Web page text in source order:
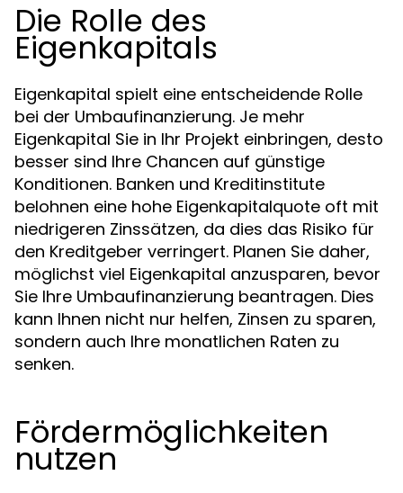
Die Rolle des
Eigenkapitals
Eigenkapital spielt eine entscheidende Rolle
bei der Umbaufinanzierung. Je mehr
Eigenkapital Sie in Ihr Projekt einbringen, desto
besser sind Ihre Chancen auf günstige
Konditionen. Banken und Kreditinstitute
belohnen eine hohe Eigenkapitalquote oft mit
niedrigeren Zinssätzen, da dies das Risiko für
den Kreditgeber verringert. Planen Sie daher,
möglichst viel Eigenkapital anzusparen, bevor
Sie Ihre Umbaufinanzierung beantragen. Dies
kann Ihnen nicht nur helfen, Zinsen zu sparen,
sondern auch Ihre monatlichen Raten zu
senken.
Fördermöglichkeiten
nutzen